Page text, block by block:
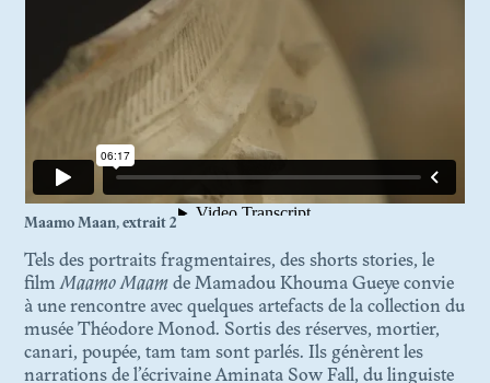
Maamo Maan, extrait 2
Tels des portraits fragmentaires, des shorts stories, le
filmMaamo Maam de Mamadou Khouma Gueye convie
à une rencontre avec quelques artefacts de la collection du
musée Théodore Monod. Sortis des réserves, mortier,
canari, poupée, tam tam sont parlés. Ils génèrent les
narrations de l’écrivaine Aminata Sow Fall, du linguiste
LE MUSÉE DYNAMIQUE.
THÉÂTRE DE LA
DÉCOLONISATION
N. 07
AU SEUIL DE LA
CONSERVATION
N. 06
PHOTOTHÈQUES
COLONIALES EN HÉRITAGE